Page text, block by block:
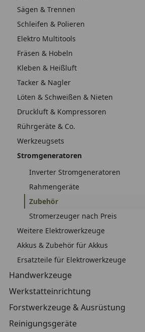
Sägen & Trennen
Schleifen & Polieren
Elektro Multitools
Fräsen & Hobeln
Kleben & Heißluft
Tacker & Nagler
Löten & Schweißen & Nieten
Druckluft & Kompressoren
Rührgeräte & Co.
Werkzeugsets
Stromgeneratoren
Inverter Stromgeneratoren
Rahmengeräte
Zubehör
Stromerzeuger nach Preis
Weitere Elektrowerkzeuge
Akkus & Zubehör für Akkus
Ersatzteile für Elektrowerkzeuge
Handwerkzeuge
Werkstatteinrichtung
Forstwerkzeuge & Ausrüstung
Reinigungsgeräte